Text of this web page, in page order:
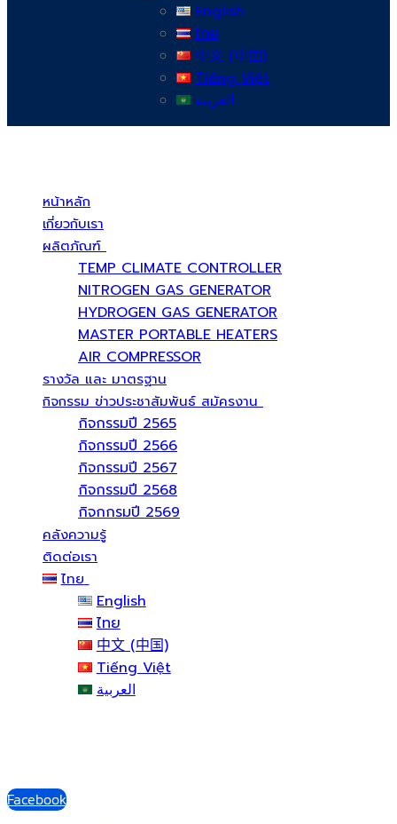
English
ไทย
中文 (中国)
Tiếng Việt
العربية
หน้าหลัก
เกี่ยวกับเรา
ผลิตภัณฑ์
TEMP CLIMATE CONTROLLER
NITROGEN GAS GENERATOR
HYDROGEN GAS GENERATOR
MASTER PORTABLE HEATERS
AIR COMPRESSOR
รางวัล และ มาตรฐาน
กิจกรรม ข่าวประชาสัมพันธ์ สมัครงาน
กิจกรรมปี 2565
กิจกรรมปี 2566
กิจกรรมปี 2567
กิจกรรมปี 2568
กิจกกรมปี 2569
คลังความรู้
ติดต่อเรา
ไทย
English
ไทย
中文 (中国)
Tiếng Việt
العربية
Facebook